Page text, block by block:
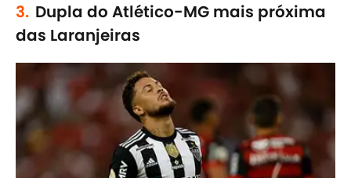
3. Dupla do Atlético-MG mais próxima
das Laranjeiras